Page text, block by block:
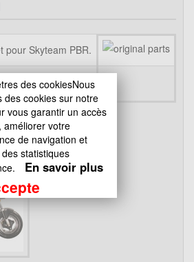
pour Skyteam PBR.
sont
technique".
ZB Honda
des cookiesNous
des cookies sur notre
vous garantir un accès
améliorer votre
de navigation et
statistiques
En savoir plus